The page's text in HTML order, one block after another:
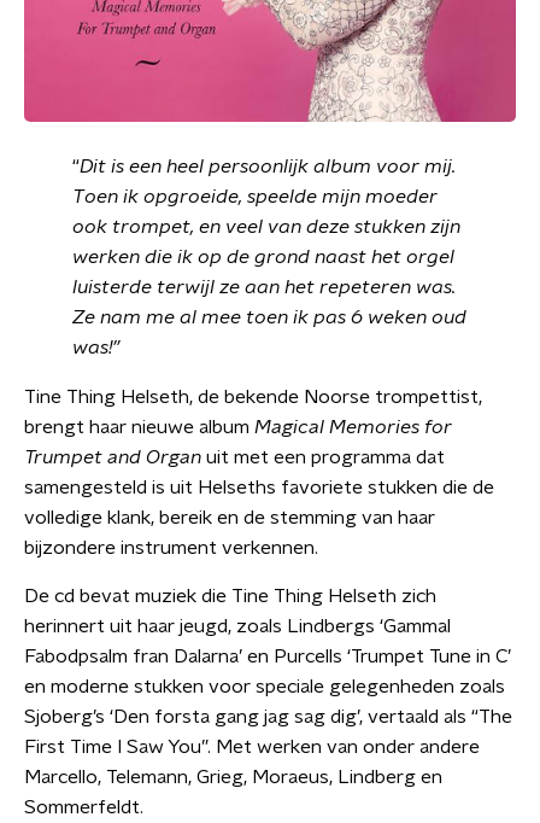
“Dit is een heel persoonlijk album voor mij.
Toen ik opgroeide, speelde mijn moeder
ook trompet, en veel van deze stukken zijn
werken die ik op de grond naast het orgel
luisterde terwijl ze aan het repeteren was.
Ze nam me al mee toen ik pas 6 weken oud
was!”
Tine Thing Helseth, de bekende Noorse trompettist,
brengt haar nieuwe album Magical Memories for
Trumpet and Organ uit met een programma dat
samengesteld is uit Helseths favoriete stukken die de
volledige klank, bereik en de stemming van haar
bijzondere instrument verkennen.
De cd bevat muziek die Tine Thing Helseth zich
herinnert uit haar jeugd, zoals Lindbergs ‘Gammal
Fabodpsalm fran Dalarna’ en Purcells ‘Trumpet Tune in C’
en moderne stukken voor speciale gelegenheden zoals
Sjoberg’s ‘Den forsta gang jag sag dig’, vertaald als “The
First Time I Saw You”. Met werken van onder andere
Marcello, Telemann, Grieg, Moraeus, Lindberg en
Sommerfeldt.